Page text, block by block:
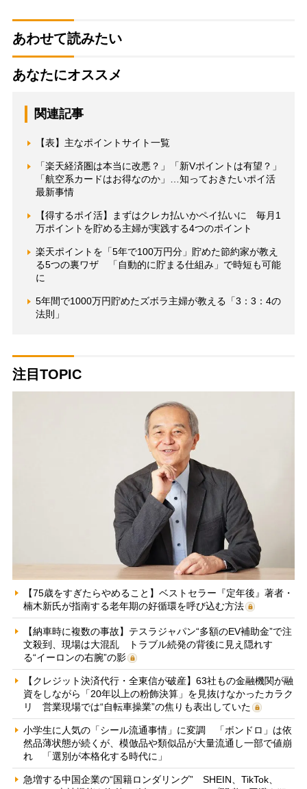
あわせて読みたい
あなたにオススメ
関連記事
【表】主なポイントサイト一覧
「楽天経済圏は本当に改悪？」「新Vポイントは有望？」
「航空系カードはお得なのか」…知っておきたいポイ活
最新事情
【得するポイ活】まずはクレカ払いかペイ払いに 毎月1
万ポイントを貯める主婦が実践する4つのポイント
楽天ポイントを「5年で100万円分」貯めた節約家が教え
る5つの裏ワザ 「自動的に貯まる仕組み」で時短も可能
に
5年間で1000万円貯めたズボラ主婦が教える「3：3：4の
法則」
注目TOPIC
【75歳をすぎたらやめること】ベストセラー『定年後』著者・
楠木新氏が指南する老年期の好循環を呼び込む方法
【納車時に複数の事故】テスラジャパン“多額のEV補助金”で注
文殺到、現場は大混乱 トラブル続発の背後に見え隠れす
る“イーロンの右腕”の影
【クレジット決済代行・全東信が破産】63社もの金融機関が融
資をしながら「20年以上の粉飾決算」を見抜けなかったカラク
リ 営業現場では“自転車操業”の焦りも表出していた
小学生に人気の「シール流通事情」に変調 「ボンドロ」は依
然品薄状態が続くが、模倣品や類似品が大量流通し一部で値崩
れ 「選別が本格化する時代に」
急増する中国企業の“国籍ロンダリング” SHEIN、TikTok、